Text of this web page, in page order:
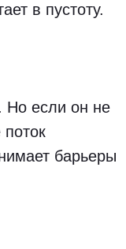
в пустоту.
Но если он не
барьеры